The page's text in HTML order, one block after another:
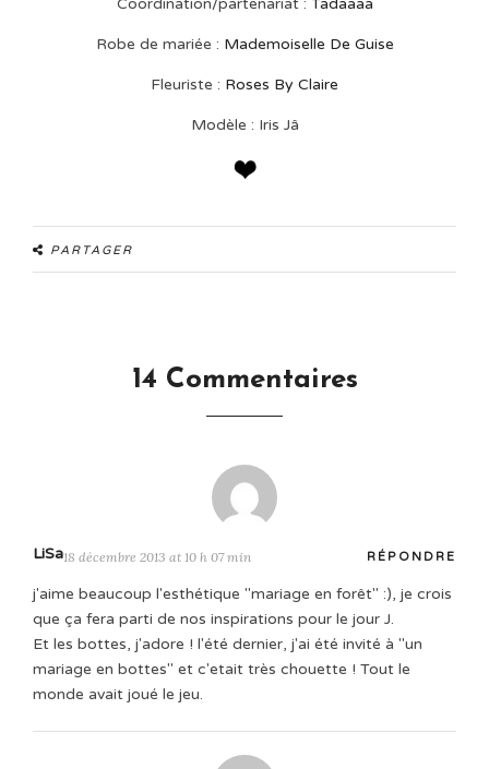
Coordination/partenariat : Tadaaaa
Robe de mariée : Mademoiselle De Guise
Fleuriste : Roses By Claire
Modèle : Iris Jâ
PARTAGER
14 Commentaires
LiSa18 décembre 2013 at 10 h 07 min RÉPONDRE
j'aime beaucoup l'esthétique "mariage en forêt" :), je crois
que ça fera parti de nos inspirations pour le jour J.
Et les bottes, j'adore ! l'été dernier, j'ai été invité à "un
mariage en bottes" et c'etait très chouette ! Tout le
monde avait joué le jeu.